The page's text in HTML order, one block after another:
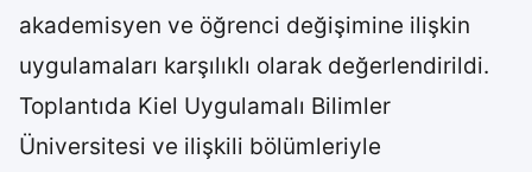
akademisyen ve öğrenci değişimine ilişkin
uygulamaları karşılıklı olarak değerlendirildi.
Toplantıda Kiel Uygulamalı Bilimler
Üniversitesi ve ilişkili bölümleriyle